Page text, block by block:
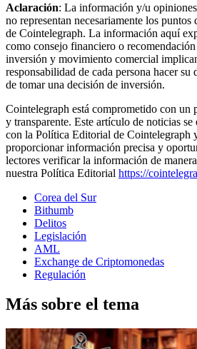
Aclaración: La información y/u
no representan necesariamente los
de Cointelegraph. La información aquí
como consejo financiero o
inversión y movimiento comercial
responsabilidad de cada persona hacer su
de tomar una decisión de inversión.
Cointelegraph está comprometido con un
y transparente. Este artículo de noticias
con la Política Editorial de Cointelegraph
proporcionar información precisa y
lectores verificar la información de
nuestra Política Editorial https://
Corea del Sur
Bithumb
Delitos
Legislación
AML
Exchange de Criptomonedas
Regulación
Más sobre el tema